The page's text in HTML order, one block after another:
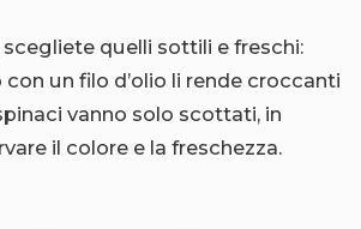
scegliete quelli sottili e freschi:
un filo d’olio li rende croccanti
vanno solo scottati, in
il colore e la freschezza.